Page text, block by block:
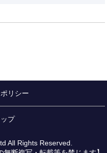
リシー
プ
All Rights Reserved.